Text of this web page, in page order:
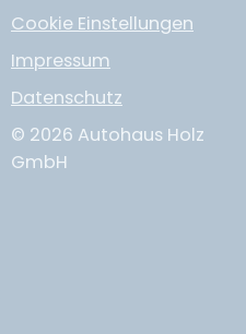
Cookie Einstellungen
Impressum
Datenschutz
© 2026 Autohaus Holz
GmbH